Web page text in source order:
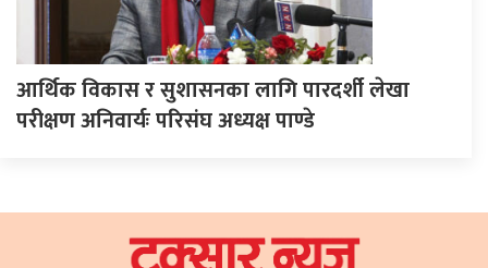
आर्थिक विकास र सुशासनका लागि पारदर्शी लेखा
परीक्षण अनिवार्यः परिसंघ अध्यक्ष पाण्डे